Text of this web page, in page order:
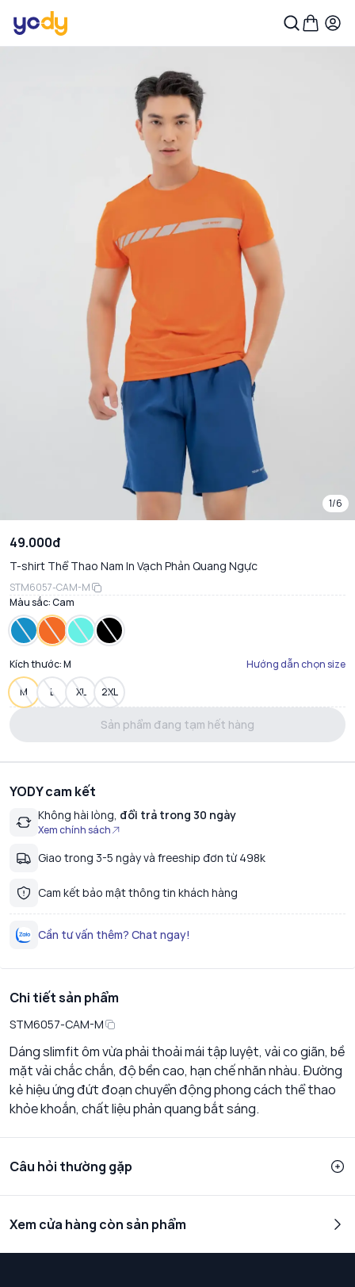
1/6
49.000đ
T-shirt Thể Thao Nam In Vạch Phản Quang Ngực
STM6057-CAM-M
Màu sắc:Cam
Kích thước:M Hướng dẫn chọn size
M L XL 2XL
Sản phẩm đang tạm hết hàng
YODY cam kết
Không hài lòng, đổi trả trong 30 ngày
Xem chính sách
Giao trong 3-5 ngày và freeship đơn từ 498k
Cam kết bảo mật thông tin khách hàng
Cần tư vấn thêm? Chat ngay!
Chi tiết sản phẩm
STM6057-CAM-M
Dáng slimfit ôm vừa phải thoải mái tập luyệt, vải co giãn, bề
mặt vải chắc chắn, độ bền cao, hạn chế nhăn nhàu. Đường
kẻ hiệu ứng đứt đoạn chuyển động phong cách thể thao
khỏe khoắn, chất liệu phản quang bắt sáng.
Câu hỏi thường gặp
Xem cửa hàng còn sản phẩm